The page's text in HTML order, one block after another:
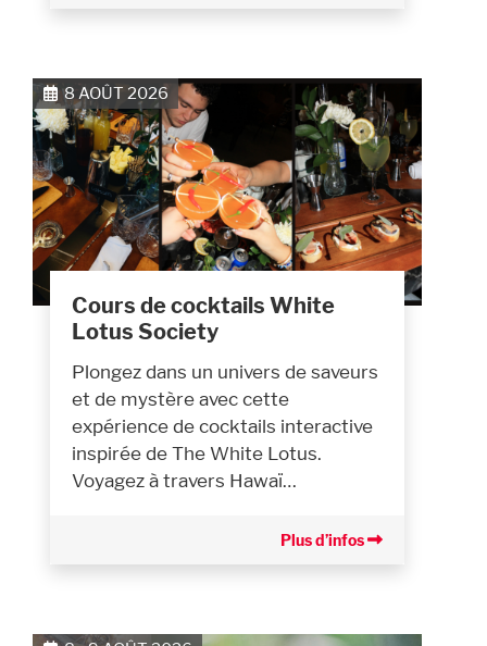
8 AOÛT 2026
Cours de cocktails White
Lotus Society
Plongez dans un univers de saveurs
et de mystère avec cette
expérience de cocktails interactive
inspirée de The White Lotus.
Voyagez à travers Hawaï…
Plus d’infos